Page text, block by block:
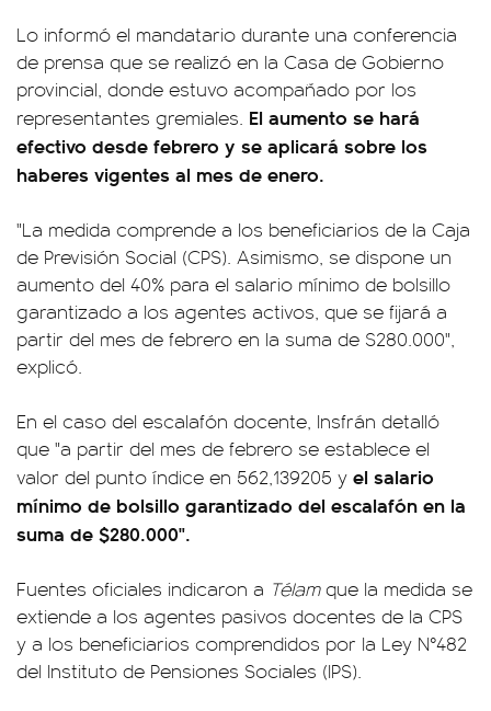
Lo informó el mandatario durante una conferencia
de prensa que se realizó en la Casa de Gobierno
provincial, donde estuvo acompañado por los
representantes gremiales. El aumento se hará
efectivo desde febrero y se aplicará sobre los
haberes vigentes al mes de enero.
"La medida comprende a los beneficiarios de la Caja
de Previsión Social (CPS). Asimismo, se dispone un
aumento del 40% para el salario mínimo de bolsillo
garantizado a los agentes activos, que se fijará a
partir del mes de febrero en la suma de $280.000",
explicó.
En el caso del escalafón docente, Insfrán detalló
que "a partir del mes de febrero se establece el
valor del punto índice en 562,139205 y el salario
mínimo de bolsillo garantizado del escalafón en la
suma de $280.000".
Fuentes oficiales indicaron a Télamque la medida se
extiende a los agentes pasivos docentes de la CPS
y a los beneficiarios comprendidos por la Ley N°482
del Instituto de Pensiones Sociales (IPS).